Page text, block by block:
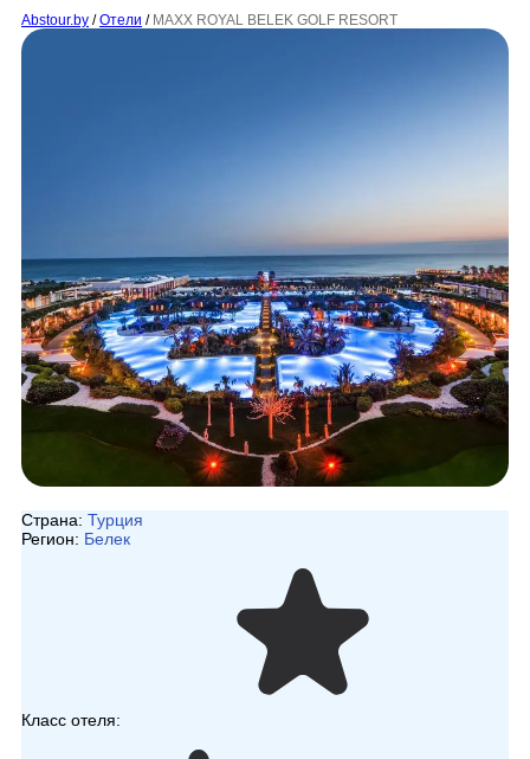
Abstour.by / Отели / MAXX ROYAL BELEK GOLF RESORT
Страна: Турция
Регион: Белек
Класс отеля: